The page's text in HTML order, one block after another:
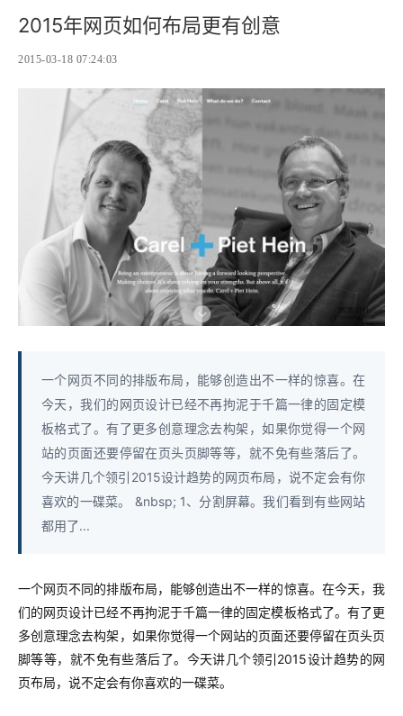
2015年网页如何布局更有创意
2015-03-18 07:24:03
一个网页不同的排版布局，能够创造出不一样的惊喜。在
今天，我们的网页设计已经不再拘泥于千篇一律的固定模
板格式了。有了更多创意理念去构架，如果你觉得一个网
站的页面还要停留在页头页脚等等，就不免有些落后了。
今天讲几个领引2015设计趋势的网页布局，说不定会有你
喜欢的一碟菜。 &nbsp; 1、分割屏幕。我们看到有些网站
都用了...
一个网页不同的排版布局，能够创造出不一样的惊喜。在今天，我
们的网页设计已经不再拘泥于千篇一律的固定模板格式了。有了更
多创意理念去构架，如果你觉得一个网站的页面还要停留在页头页
脚等等，就不免有些落后了。今天讲几个领引2015设计趋势的网
页布局，说不定会有你喜欢的一碟菜。